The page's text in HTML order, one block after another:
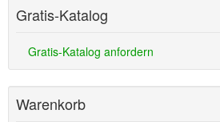
Gratis-Katalog
Gratis-Katalog anfordern
Warenkorb